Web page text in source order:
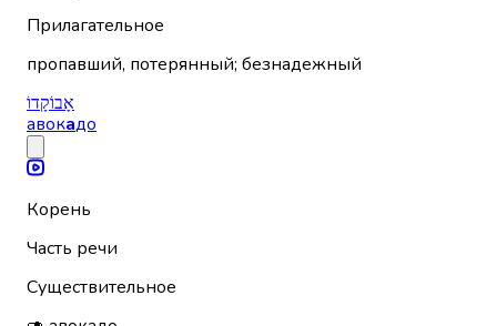
Прилагательное
пропавший, потерянный; безнадежный
אָבוֹקָדוֹ
авокадо
Корень
Часть речи
Существительное